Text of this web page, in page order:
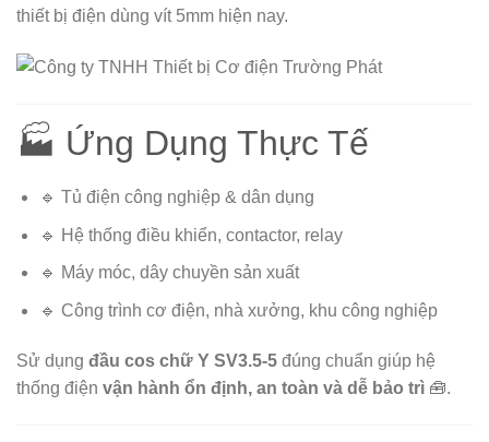
thiết bị điện dùng vít 5mm hiện nay.
🏭 Ứng Dụng Thực Tế
🔹 Tủ điện công nghiệp & dân dụng
🔹 Hệ thống điều khiển, contactor, relay
🔹 Máy móc, dây chuyền sản xuất
🔹 Công trình cơ điện, nhà xưởng, khu công nghiệp
Sử dụng đầu cos chữ Y SV3.5-5 đúng chuẩn giúp hệ
thống điện vận hành ổn định, an toàn và dễ bảo trì 🧰.